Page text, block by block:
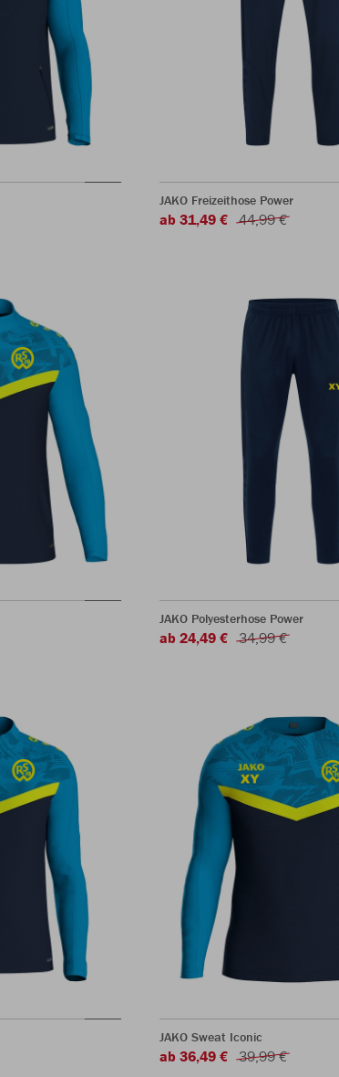
JAKO Freizeithose Power
ab 31,49 € 44,99 €
JAKO Polyesterhose Power
ab 24,49 € 34,99 €
JAKO Sweat Iconic
ab 36,49 € 39,99 €